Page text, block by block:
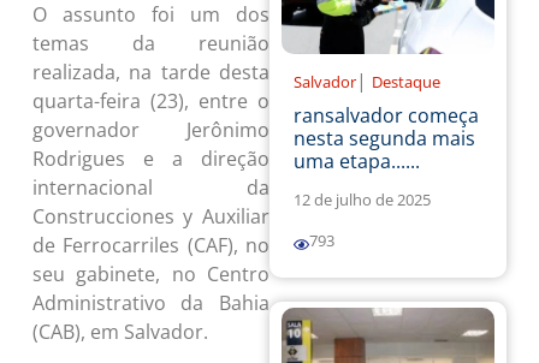
O assunto foi um dos
temas da reunião
realizada, na tarde desta
quarta-feira (23), entre o
governador Jerônimo
Rodrigues e a direção
internacional da
Construcciones y Auxiliar
de Ferrocarriles (CAF), no
seu gabinete, no Centro
Administrativo da Bahia
(CAB), em Salvador.
Salvador | Destaque
ransalvador começa
nesta segunda mais
uma etapa......
12 de julho de 2025
793